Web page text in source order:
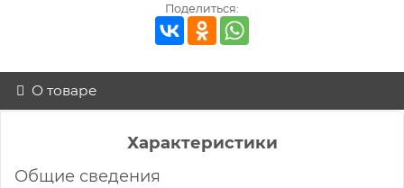
Поделиться:
О товаре
Характеристики
Общие сведения